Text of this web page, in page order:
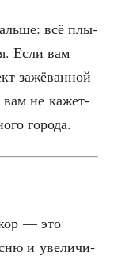
всё плы­
Если вам
зажё­ван­ной
вам не кажет­
города.
— это
и уве­ли­чи­